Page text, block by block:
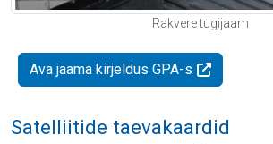
Rakvere tugijaam
Ava jaama kirjeldus GPA-s
Satelliitide taevakaardid